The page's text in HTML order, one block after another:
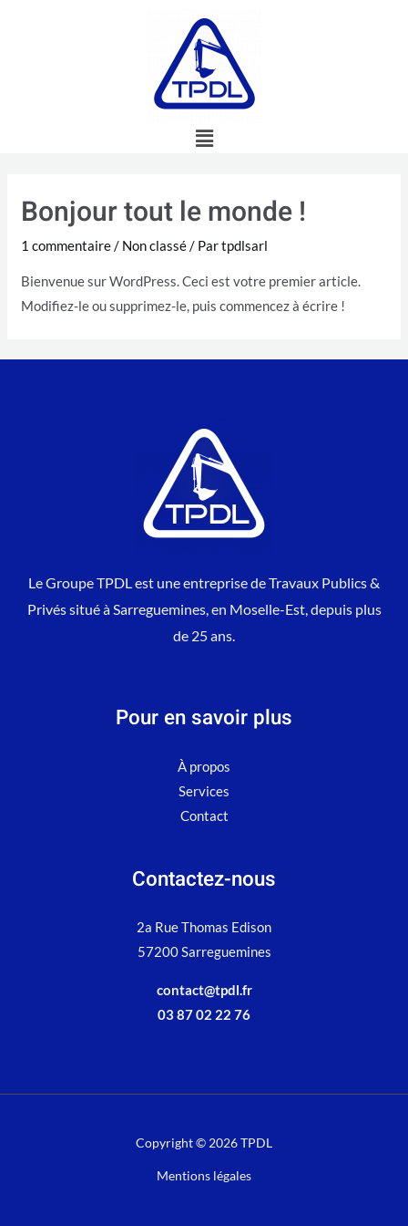
Bonjour tout le monde !
1 commentaire/ Non classé/ Partpdlsarl
Bienvenue sur WordPress. Ceci est votre premier article.
Modifiez-le ou supprimez-le, puis commencez à écrire !
Le Groupe TPDL est une entreprise de Travaux Publics &
Privés situé à Sarreguemines, en Moselle-Est, depuis plus
de 25 ans.
Pour en savoir plus
À propos
Services
Contact
Contactez-nous
2a Rue Thomas Edison
57200 Sarreguemines
contact@tpdl.fr
03 87 02 22 76
Copyright © 2026 TPDL
Mentions légales